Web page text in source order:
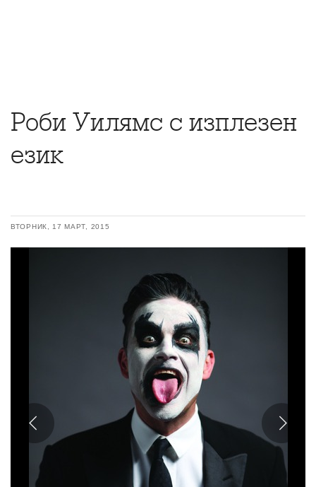
Роби Уилямс с изплезен
език
ВТОРНИК, 17 МАРТ, 2015